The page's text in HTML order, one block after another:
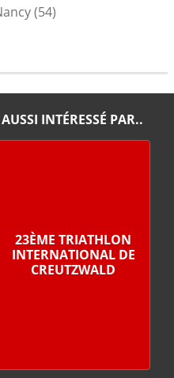
(54)
INTÉRESSÉ PAR..
23ÈME TRIATHLON
INTERNATIONAL DE
CREUTZWALD